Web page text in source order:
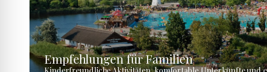
Empfehlungen für Familien